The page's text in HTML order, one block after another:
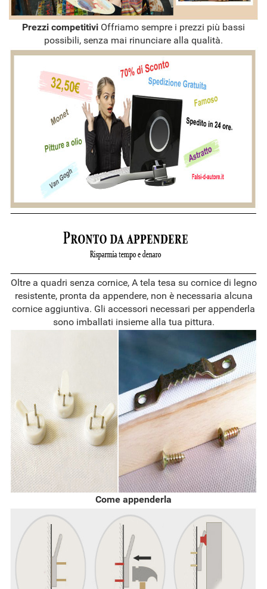
Prezzi competitivi Offriamo sempre i prezzi più bassi
possibili, senza mai rinunciare alla qualità.
Oltre a quadri senza cornice, A tela tesa su cornice di legno
resistente, pronta da appendere, non è necessaria alcuna
cornice aggiuntiva. Gli accessori necessari per appenderla
sono imballati insieme alla tua pittura.
Come appenderla